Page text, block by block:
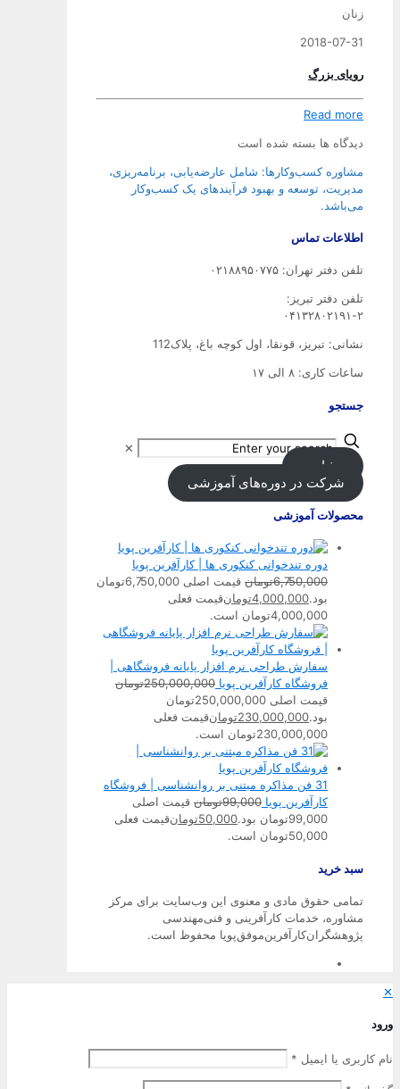
زنان
2018-07-31
رویای بزرگ
Read more
دیدگاه ها بسته شده است
مشاوره کسب‌وکارها: شامل عارضه‌یابی، برنامه‌ریزی،
مدیریت، توسعه و بهبود فرآیندهای یک کسب‌وکار
می‌باشد.
اطلاعات تماس
تلفن دفتر تهران: ۰۲۱۸۸۹۵۰۷۷۵
تلفن‌ دفتر تبریز:
۰۴۱۳۲۸۰۲۱۹۱-۲
نشانی: تبریز، قونقا، اول کوچه باغ، پلاک112
ساعات کاری: ۸ الی ۱۷
جستجو
✕
مشاوره
شرکت در دوره‌های آموزشی
محصولات آموزشی
دوره تندخوانی کنکوری ها | کارآفرین پویا
6,750,000تومان
قیمت اصلی 6,750,000تومان
بود.4,000,000تومانقیمت فعلی
4,000,000تومان است.
سفارش طراحی نرم افزار پایانه فروشگاهی |
فروشگاه کارآفرین پویا 250,000,000تومان
قیمت اصلی 250,000,000تومان
بود.230,000,000تومانقیمت فعلی
230,000,000تومان است.
31 فن مذاکره مبتنی بر روانشناسی | فروشگاه
کارآفرین پویا 99,000تومان قیمت اصلی
99,000تومان بود.
50,000تومانقیمت فعلی
50,000تومان است.
سبد خرید
تمامی حقوق مادی و معنوی این وب‌سایت برای مرکز
مشاوره، خدمات کارآفرینی و فنی‌مهندسی
پژوهشگران‌کارآفرین‌موفق‌پویا محفوظ است.
✕
ورود
نام کاربری یا ایمیل *